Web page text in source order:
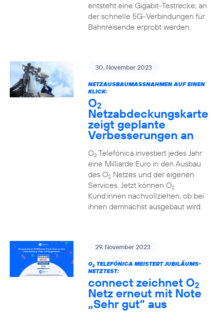
entsteht eine Gigabit-Testrecke, an
der schnelle 5G-Verbindungen für
Bahnreisende erprobt werden.
30. November 2023
NETZAUSBAUMASSNAHMEN AUF EINEN K
LICK:
O2
Netzabdeckungskarte
zeigt geplante
Verbesserungen an
O2Telefónica investiert jedes Jahr
eine Milliarde Euro in den Ausbau
des O2Netzes und der eigenen
Services. Jetzt können O2
Kund:innen nachvollziehen, ob bei
ihnen demnächst ausgebaut wird.
29. November 2023
O2TELEFÓNICA MEISTERT JUBILÄUMS-
NETZTEST:
connect zeichnet O2
Netz erneut mit Note
„Sehr gut“ aus